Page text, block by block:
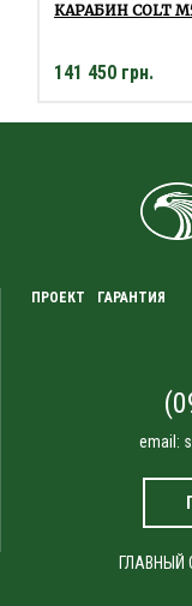
КАРАБИН COLT
141 450 грн.
ПРОЕКТ ГАРАНТИЯ
email:
ГЛАВНЫЙ